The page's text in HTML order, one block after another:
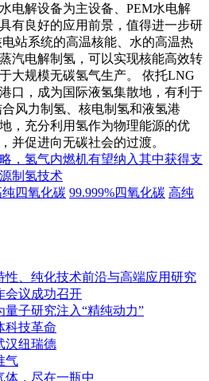
电解设备为主设备、PEM水电解
有良好的应用前景，值得进一步研
站系统的高温核能、水的高温热
汽电解制氢，可以实现核能高效转
大规模无碳氢气生产。 依托LNG
口，成为国际液氢集散地，有利于
风力制氢、核电制氢和液氢港
，充分利用氢作为物理能源的优
并促进向无碳社会的过渡。
，氢气内燃机有望纳入其中获得支
制氢技术
纯四氧化碳 99.999%四氧化碳 高纯
性、纯化技术前沿与高端应用研究
会议成功召开
子研究注入“精纯动力”
科技革命
纽瑞德
气
体，尽在一瓶中